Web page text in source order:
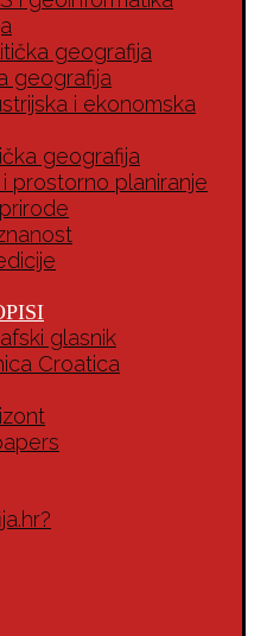
geografija
geografija
i ekonomska
geografija
prostorno planiranje
glasnik
Croatica